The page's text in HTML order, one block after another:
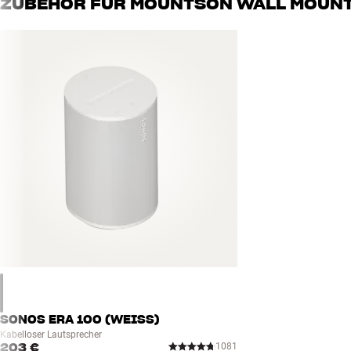
SONOS ERA 100 (WEISS)
Kabelloser Lautsprecher
203 € 1081